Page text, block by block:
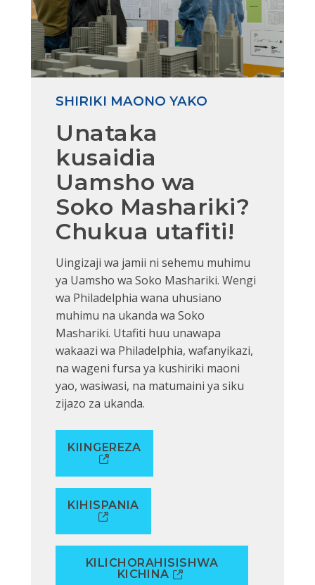
SHIRIKI MAONO YAKO
Unataka
kusaidia
Uamsho wa
Soko Mashariki?
Chukua utafiti!
Uingizaji wa jamii ni sehemu muhimu
ya Uamsho wa Soko Mashariki. Wengi
wa Philadelphia wana uhusiano
muhimu na ukanda wa Soko
Mashariki. Utafiti huu unawapa
wakaazi wa Philadelphia, wafanyikazi,
na wageni fursa ya kushiriki maoni
yao, wasiwasi, na matumaini ya siku
zijazo za ukanda.
KIINGEREZA
KIHISPANIA
KILICHORAHISISHWA
KICHINA